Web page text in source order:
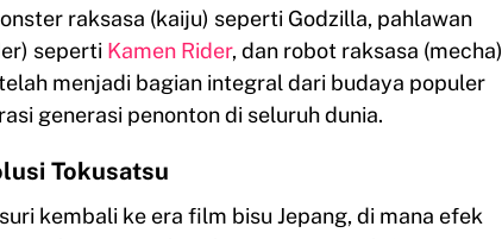
raksasa (kaiju) seperti Godzilla, pahlawan
seperti Kamen Rider, dan robot raksasa (mecha)
menjadi bagian integral dari budaya populer
generasi penonton di seluruh dunia.
Tokusatsu
kembali ke era film bisu Jepang, di mana efek